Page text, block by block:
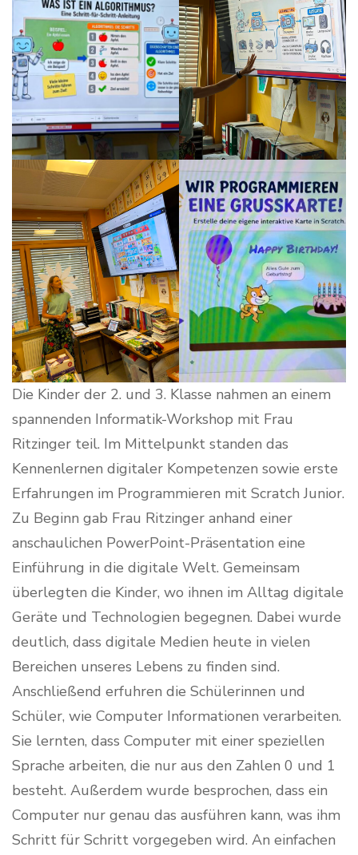
Die Kinder der 2. und 3. Klasse nahmen an einem
spannenden Informatik-Workshop mit Frau
Ritzinger teil. Im Mittelpunkt standen das
Kennenlernen digitaler Kompetenzen sowie erste
Erfahrungen im Programmieren mit Scratch Junior.
Zu Beginn gab Frau Ritzinger anhand einer
anschaulichen PowerPoint-Präsentation eine
Einführung in die digitale Welt. Gemeinsam
überlegten die Kinder, wo ihnen im Alltag digitale
Geräte und Technologien begegnen. Dabei wurde
deutlich, dass digitale Medien heute in vielen
Bereichen unseres Lebens zu finden sind.
Anschließend erfuhren die Schülerinnen und
Schüler, wie Computer Informationen verarbeiten.
Sie lernten, dass Computer mit einer speziellen
Sprache arbeiten, die nur aus den Zahlen 0 und 1
besteht. Außerdem wurde besprochen, dass ein
Computer nur genau das ausführen kann, was ihm
Schritt für Schritt vorgegeben wird. An einfachen